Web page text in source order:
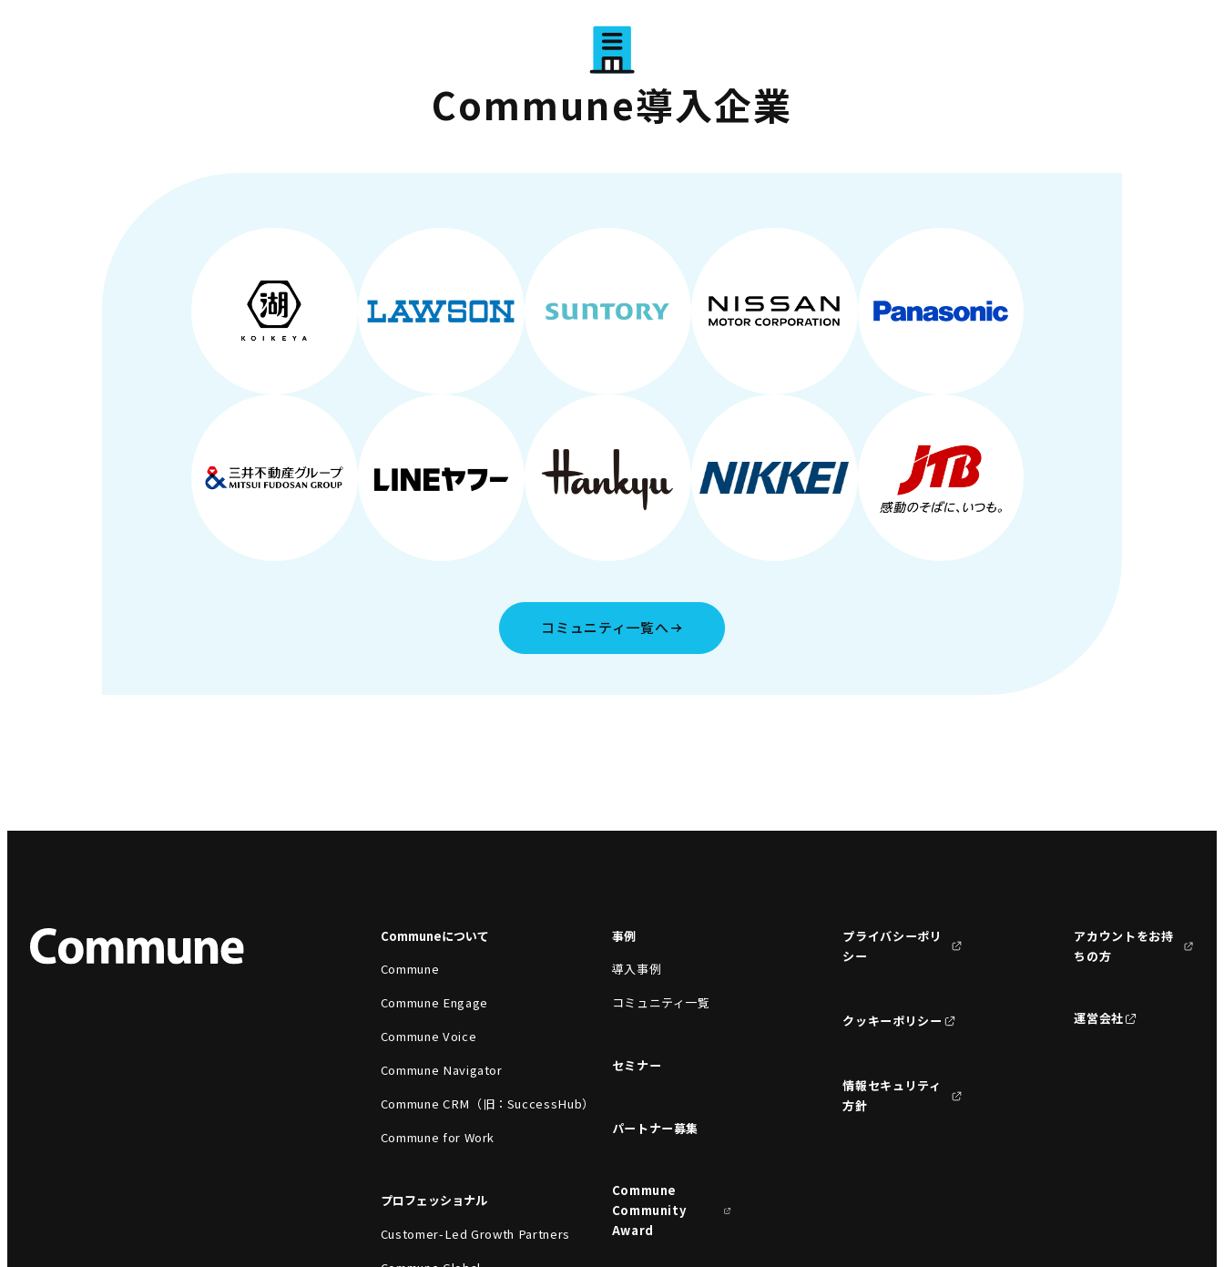
Commune導入企業
コミュニティ一覧へ
Communeについて
Commune
Commune Engage
Commune Voice
Commune Navigator
Commune CRM（旧：SuccessHub）
Commune for Work
プロフェッショナル
Customer-Led Growth Partners
事例
導入事例
コミュニティ一覧
セミナー
パートナー募集
Commune
Community
Award
プライバシーポリ
シー
クッキーポリシー
情報セキュリティ
方針
アカウントをお持
ちの方
運営会社